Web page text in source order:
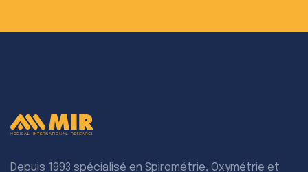
Depuis 1993 spécialisé en Spirométrie, Oxymétrie et